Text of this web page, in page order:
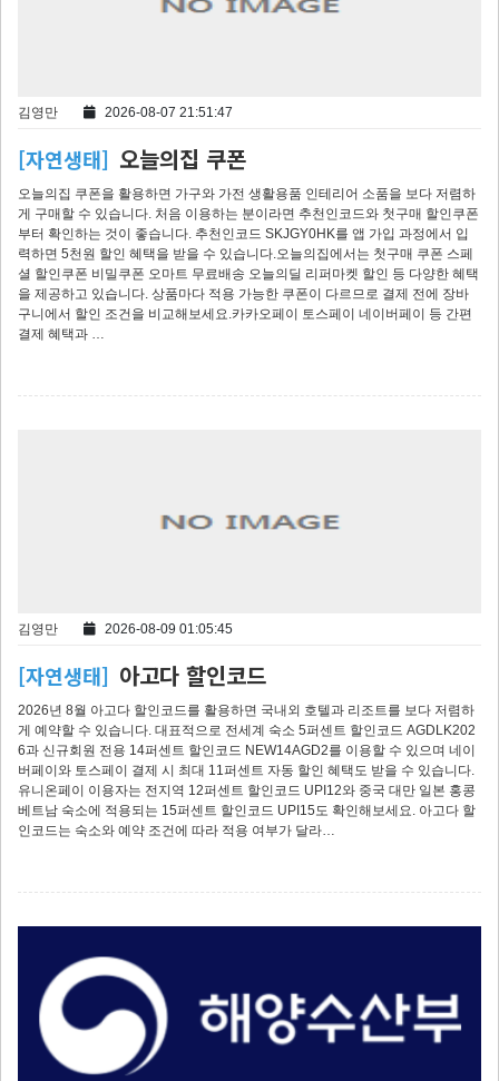
김영만 2026-08-07 21:51:47
[자연생태] 오늘의집 쿠폰
오늘의집 쿠폰을 활용하면 가구와 가전 생활용품 인테리어 소품을 보다 저렴하
게 구매할 수 있습니다. 처음 이용하는 분이라면 추천인코드와 첫구매 할인쿠폰
부터 확인하는 것이 좋습니다. 추천인코드 SKJGY0HK를 앱 가입 과정에서 입
력하면 5천원 할인 혜택을 받을 수 있습니다.오늘의집에서는 첫구매 쿠폰 스페
셜 할인쿠폰 비밀쿠폰 오마트 무료배송 오늘의딜 리퍼마켓 할인 등 다양한 혜택
을 제공하고 있습니다. 상품마다 적용 가능한 쿠폰이 다르므로 결제 전에 장바
구니에서 할인 조건을 비교해보세요.카카오페이 토스페이 네이버페이 등 간편
결제 혜택과 …
김영만 2026-08-09 01:05:45
[자연생태] 아고다 할인코드
2026년 8월 아고다 할인코드를 활용하면 국내외 호텔과 리조트를 보다 저렴하
게 예약할 수 있습니다. 대표적으로 전세계 숙소 5퍼센트 할인코드 AGDLK202
6과 신규회원 전용 14퍼센트 할인코드 NEW14AGD2를 이용할 수 있으며 네이
버페이와 토스페이 결제 시 최대 11퍼센트 자동 할인 혜택도 받을 수 있습니다.
유니온페이 이용자는 전지역 12퍼센트 할인코드 UPI12와 중국 대만 일본 홍콩
베트남 숙소에 적용되는 15퍼센트 할인코드 UPI15도 확인해보세요. 아고다 할
인코드는 숙소와 예약 조건에 따라 적용 여부가 달라…